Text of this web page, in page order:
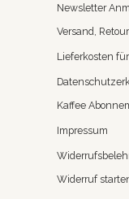
Newsletter
Versand,
Lieferkosten
Kaffee
Impressum
Widerruf